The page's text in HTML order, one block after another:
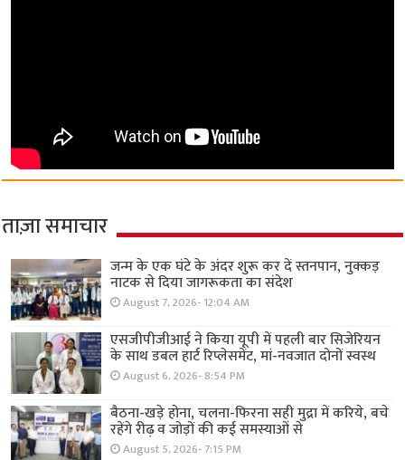
ताज़ा समाचार
जन्म के एक घंटे के अंदर शुरू कर दें स्तनपान, नुक्कड़
नाटक से दिया जागरूकता का संदेश
August 7, 2026- 12:04 AM
एसजीपीजीआई ने किया यूपी में पहली बार सिजेरियन
के साथ डबल हार्ट रिप्लेसमेंट, मां-नवजात दोनों स्वस्थ
August 6, 2026- 8:54 PM
बैठना-खड़े होना, चलना-फिरना सही मुद्रा में करिये, बचे
रहेंगे रीढ़ व जोड़ों की कई समस्याओं से
August 5, 2026- 7:15 PM